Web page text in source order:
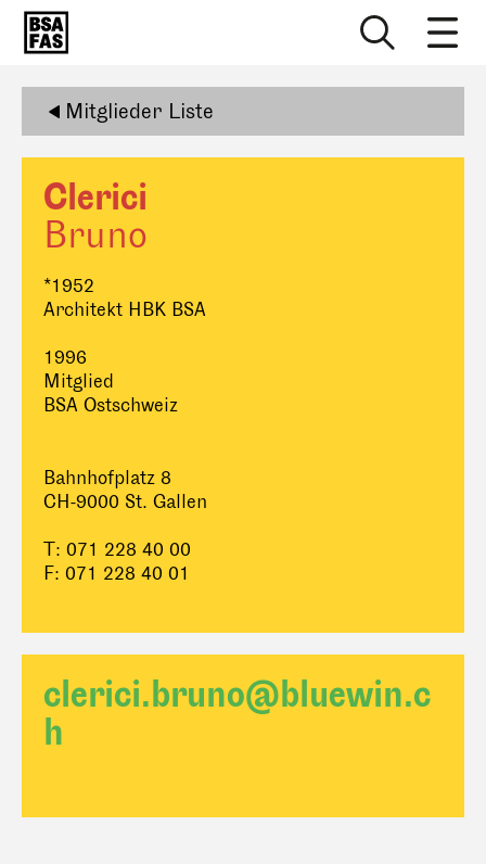
Mitglieder Liste
Clerici
Bruno
*1952
Architekt HBK BSA
1996
Mitglied
BSA Ostschweiz
Bahnhofplatz 8
CH-9000 St. Gallen
T: 071 228 40 00
F: 071 228 40 01
clerici.bruno@bluewin.c
h